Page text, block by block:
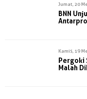
Jumat, 20
BNN
Kamis, 19
Pergoki
Malah